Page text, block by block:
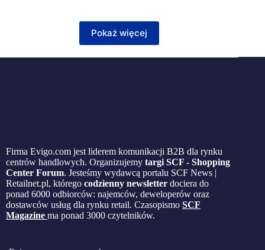
Pokaż więcej
Firma Evigo.com jest liderem komunikacji B2B dla rynku
centrów handlowych. Organizujemy targi SCF - Shopping
Center Forum. Jesteśmy wydawcą portalu SCF News |
Retailnet.pl, którego codzienny newsletter dociera do
ponad 6000 odbiorców: najemców, deweloperów oraz
dostawców usług dla rynku retail. Czasopismo SCF
Magazine ma ponad 3000 czytelników.